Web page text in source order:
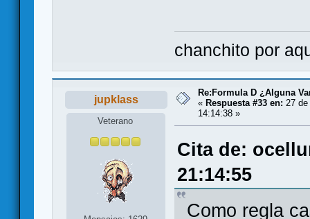
chanchito por
jupklass
Veterano
Re:Formula D ¿Alguna
« Respuesta #33 en: 27
14:14:38 »
Cita de:
21:14:55
Como regla